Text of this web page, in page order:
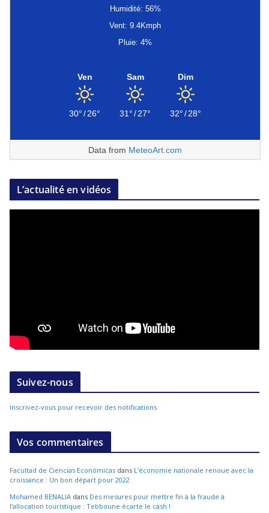
Humidité: 56%
Vent: 9.4Kmph
Pluie: 4%
Ven
30°/26°
Sam
31°/27°
Dim
32°/28°
Data from MeteoArt.com
L’actualité en vidéos
Suivez-nous
Inscrivez-vous pour recevoir des notifications
Vos commentaires
Facultad de Ciencias Económicas dans L’économie nationale renoue avec la
croissance : Un bon départ pour 2022
Mohamed BENALIA dans Des mesures pour mettre fin à la fraude à
l’allocation touristique : Tebboune écarte le cash !